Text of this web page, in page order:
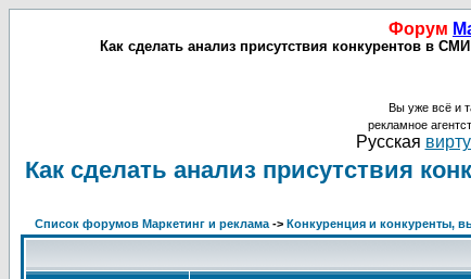
Форум
Как сделать анализ присутствия конкурентов в
Вы уже всё и
рекламное
Русская
Как сделать анализ присутствия
Список форумов Маркетинг и реклама -> Конкуренция и конкуренты,